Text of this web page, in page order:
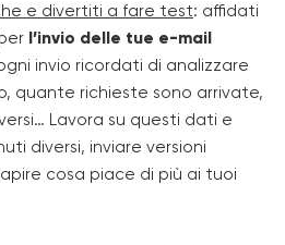
e divertiti a fare test: affidati
l’invio delle tue e-mail
invio ricordati di analizzare
quante richieste sono arrivate,
Lavora su questi dati e
diversi, inviare versioni
cosa piace di più ai tuoi